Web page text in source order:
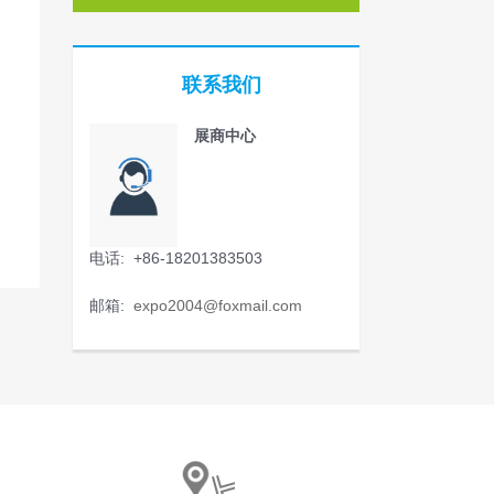
联系我们
展商中心
电话: +86-18201383503
邮箱: expo2004@foxmail.com